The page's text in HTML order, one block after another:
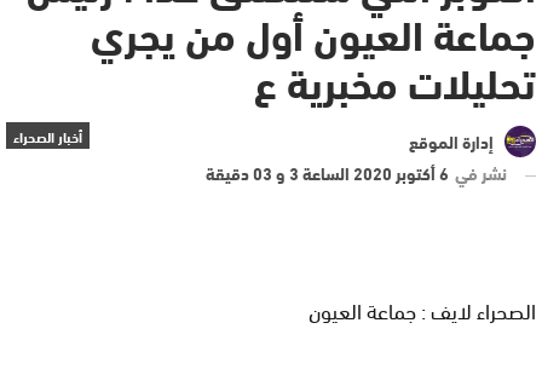
جماعة العيون أول من يجري
تحليلات مخبرية ع
أخبار الصحراء
إدارة الموقع
نشر في 6 أكتوبر 2020 الساعة 3 و 03 دقيقة
الصحراء لايف : جماعة العيون